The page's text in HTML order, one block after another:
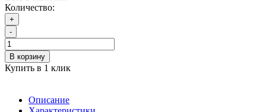
Количество:
+
-
В корзину
Купить в 1 клик
Описание